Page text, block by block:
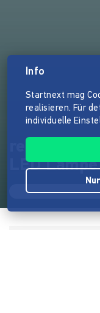
relumity -
LED Lampe
Info
Startnext mag
realisieren. Für
individuelle